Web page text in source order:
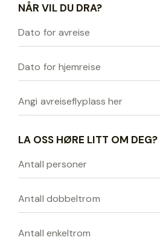
NÅR VIL DU DRA?
LA OSS HØRE LITT OM DEG?